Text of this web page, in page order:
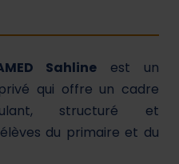
Sahline est un
qui offre un cadre
structuré et
du primaire et du